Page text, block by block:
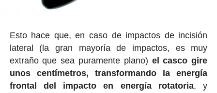
Esto hace que, en caso de impactos de incisión
lateral (la gran mayoría de impactos, es muy
extraño que sea puramente plano) el casco gire
unos centímetros, transformando la energía
frontal del impacto en energía rotatoria, y